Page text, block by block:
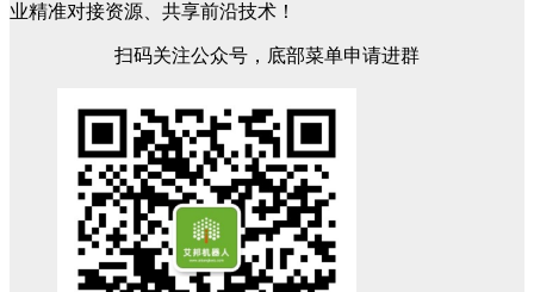
业精准对接资源、共享前沿技术！
扫码关注公众号，底部菜单申请进群